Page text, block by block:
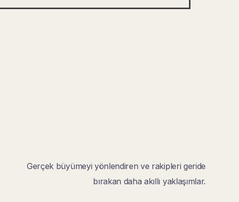
Gerçek büyümeyi yönlendiren ve rakipleri geride
bırakan daha akıllı yaklaşımlar.